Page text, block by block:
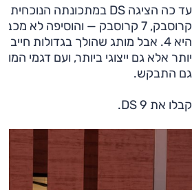
קרוסבק, 7 קרוסבק — והוסיפה לא
היא 4. אבל מותג שהולך בגדולות
יותר אלא גם ייצוגי ביותר, ועם דגמי
גם התבקש.
קבלו את DS 9.